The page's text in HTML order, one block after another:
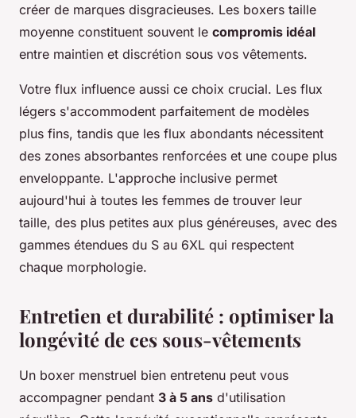
créer de marques disgracieuses. Les boxers taille
moyenne constituent souvent le compromis idéal
entre maintien et discrétion sous vos vêtements.
Votre flux influence aussi ce choix crucial. Les flux
légers s'accommodent parfaitement de modèles
plus fins, tandis que les flux abondants nécessitent
des zones absorbantes renforcées et une coupe plus
enveloppante. L'approche inclusive permet
aujourd'hui à toutes les femmes de trouver leur
taille, des plus petites aux plus généreuses, avec des
gammes étendues du S au 6XL qui respectent
chaque morphologie.
Entretien et durabilité : optimiser la
longévité de ces sous-vêtements
Un boxer menstruel bien entretenu peut vous
accompagner pendant 3 à 5 ans d'utilisation